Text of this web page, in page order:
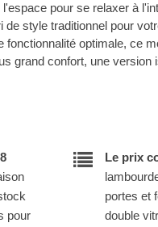
pour se relaxer à
style traditionnel pour
fonctionnalité optimale, ce
grand confort, une version
pour
Le prix
portes et
double